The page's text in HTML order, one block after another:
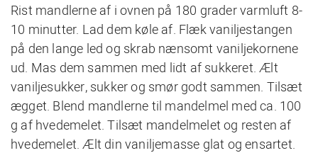
Rist mandlerne af i ovnen på 180 grader varmluft 8-
10 minutter. Lad dem køle af. Flæk vaniljestangen
på den lange led og skrab nænsomt vaniljekornene
ud. Mas dem sammen med lidt af sukkeret. Ælt
vaniljesukker, sukker og smør godt sammen. Tilsæt
ægget. Blend mandlerne til mandelmel med ca. 100
g af hvedemelet. Tilsæt mandelmelet og resten af
hvedemelet. Ælt din vaniljemasse glat og ensartet.